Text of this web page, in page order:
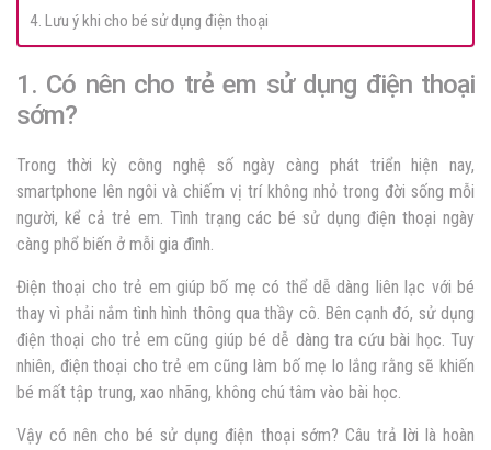
4. Lưu ý khi cho bé sử dụng điện thoại
1. Có nên cho trẻ em sử dụng điện thoại
sớm?
Trong thời kỳ công nghệ số ngày càng phát triển hiện nay,
smartphone lên ngôi và chiếm vị trí không nhỏ trong đời sống mỗi
người, kể cả trẻ em. Tình trạng các bé sử dụng điện thoại ngày
càng phổ biến ở mỗi gia đình.
Điện thoại cho trẻ em giúp bố mẹ có thể dễ dàng liên lạc với bé
thay vì phải nắm tình hình thông qua thầy cô. Bên cạnh đó, sử dụng
điện thoại cho trẻ em cũng giúp bé dễ dàng tra cứu bài học. Tuy
nhiên, điện thoại cho trẻ em cũng làm bố mẹ lo lắng rằng sẽ khiến
bé mất tập trung, xao nhãng, không chú tâm vào bài học.
Vậy có nên cho bé sử dụng điện thoại sớm? Câu trả lời là hoàn